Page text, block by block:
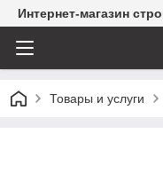
Интернет-магазин
Товары и услуги